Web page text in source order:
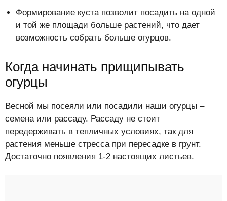
Формирование куста позволит посадить на одной
и той же площади больше растений, что дает
возможность собрать больше огурцов.
Когда начинать прищипывать
огурцы
Весной мы посеяли или посадили наши огурцы –
семена или рассаду. Рассаду не стоит
передерживать в тепличных условиях, так для
растения меньше стресса при пересадке в грунт.
Достаточно появления 1-2 настоящих листьев.